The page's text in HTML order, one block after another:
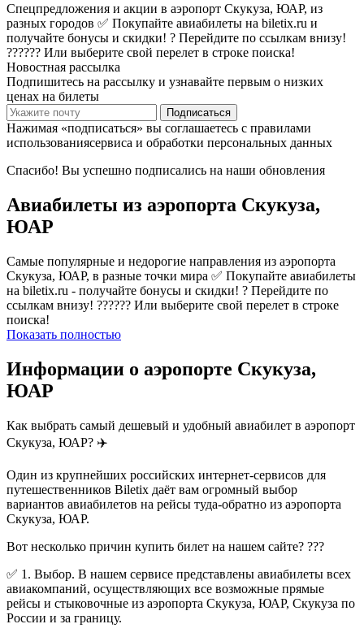
Спецпредложения и акции в аэропорт Скукуза, ЮАР, из
разных городов ✅ Покупайте авиабилеты на biletix.ru и
получайте бонусы и скидки! ? Перейдите по ссылкам внизу!
?????? Или выберите свой перелет в строке поиска!
Новостная рассылка
Подпишитесь на рассылку и узнавайте первым о низких
ценах на билеты
Подписаться
Нажимая «подписаться» вы соглашаетесь с правилами
использованиясервиса и обработки персональных данных
Спасибо! Вы успешно подписались на наши обновления
Авиабилеты из аэропорта Скукуза,
ЮАР
Самые популярные и недорогие направления из аэропорта
Скукуза, ЮАР, в разные точки мира ✅ Покупайте авиабилеты
на biletix.ru - получайте бонусы и скидки! ? Перейдите по
ссылкам внизу! ?????? Или выберите свой перелет в строке
поиска!
Показать полностью
Информации о аэропорте Скукуза,
ЮАР
Как выбрать самый дешевый и удобный авиабилет в аэропорт
Скукуза, ЮАР? ✈️
Один из крупнейших российских интернет-сервисов для
путешественников Biletix даёт вам огромный выбор
вариантов авиабилетов на рейсы туда-обратно из аэропорта
Скукуза, ЮАР.
Вот несколько причин купить билет на нашем сайте? ???
✅ 1. Выбор. В нашем сервисе представлены авиабилеты всех
авиакомпаний, осуществляющих все возможные прямые
рейсы и стыковочные из аэропорта Скукуза, ЮАР, Скукуза по
России и за границу.